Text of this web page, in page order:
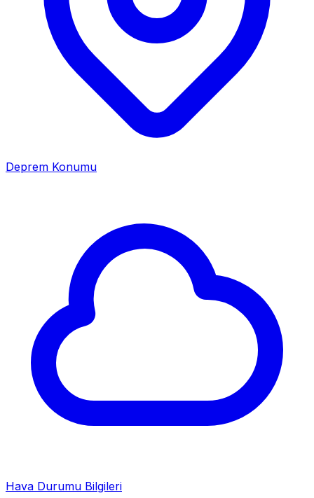
Deprem Konumu
Hava Durumu Bilgileri